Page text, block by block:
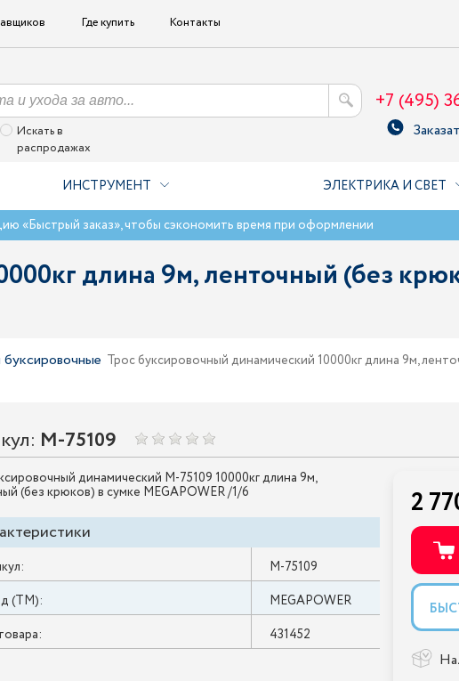
Где купить Контакты
Искать в
распродажах
+7 (495)
ИНСТРУМЕНТ ЭЛЕКТРИКА И СВЕТ
«Быстрый заказ», чтобы сэкономить время при оформлении
длина 9м, ленточный (без
Трос буксировочный динамический 10000кг длина 9м,
M-75109
динамический M-75109 10000кг длина 9м,
(без крюков) в сумке MEGAPOWER /1/6
M-75109
(ТМ):
MEGAPOWER
431452
2